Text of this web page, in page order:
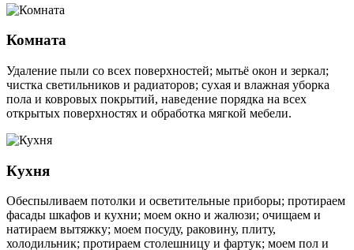
Комната
Удаление пыли со всех поверхностей; мытьё окон и зеркал;
чистка светильников и радиаторов; сухая и влажная уборка
пола и ковровых покрытий, наведение порядка на всех
открытых поверхностях и обработка мягкой мебели.
Кухня
Обеспыливаем потолки и осветительные приборы; протираем
фасады шкафов и кухни; моем окно и жалюзи; очищаем и
натираем вытяжку; моем посуду, раковину, плиту,
холодильник; протираем столешницу и фартук; моем пол и